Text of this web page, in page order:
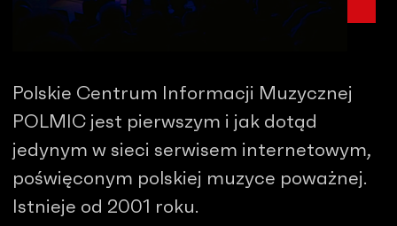
Polskie Centrum Informacji Muzycznej
POLMIC jest pierwszym i jak dotąd
jedynym w sieci serwisem internetowym,
poświęconym polskiej muzyce poważnej.
Istnieje od 2001 roku.